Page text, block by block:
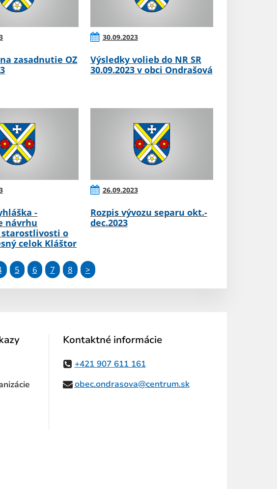
zasadnutie OZ
30.09.2023
Výsledky volieb do NR SR
30.09.2023 v obci Ondrašová
-
návrhu
o
celok Kláštor
26.09.2023
Rozpis vývozu separu okt.-
dec.2023
5 6 7 8 >
Kontaktné informácie
+421 907 611 161
obec.ondrasova@centrum.sk